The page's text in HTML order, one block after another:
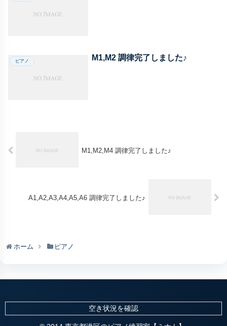
ピアノ M1,M2 調律完了しました♪
M1,M2,M4 調律完了しました♪
A1,A2,A3,A4,A5,A6 調律完了しました♪
ホーム ピアノ
空き状況を確認